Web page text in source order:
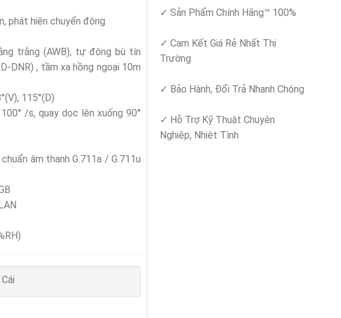
phát hiện chuyển động
trắng (AWB), tự động bù tín
DNR) , tầm xa hồng ngoại 10m
115°(D)
/s, quay dọc lên xuống 90°
âm thanh G.711a / G.711u
Cái
✓ Sản Phẩm Chính Hãng™ 100%
✓ Cam Kết Giá Rẻ Nhất Thị
Trường
✓ Bảo Hành, Đổi Trả Nhanh Chóng
✓ Hỗ Trợ Kỹ Thuật Chuyên
Nghiệp, Nhiệt Tình